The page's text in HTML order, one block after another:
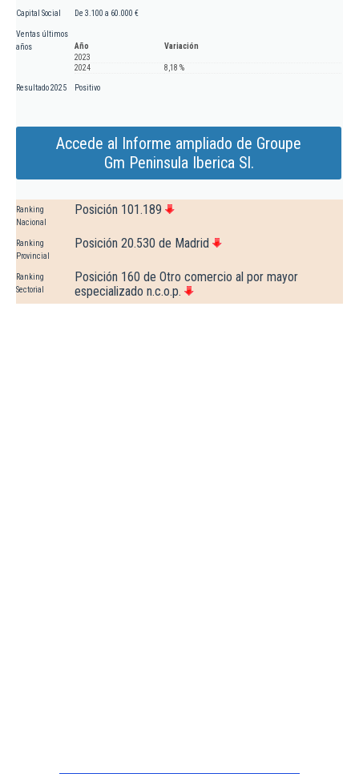
Capital Social De 3.100 a 60.000 €
Ventas últimos
años
Año
Variación
2023
2024
8,18 %
Resultado 2025 Positivo
Accede al Informe ampliado de Groupe
Gm Peninsula Iberica Sl.
Ranking
Nacional
Posición 101.189
Ranking
Provincial
Posición 20.530 de Madrid
Ranking
Sectorial
Posición 160 de Otro comercio al por mayor
especializado n.c.o.p.